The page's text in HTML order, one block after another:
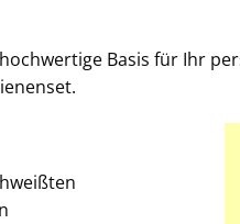
Basis für Ihr